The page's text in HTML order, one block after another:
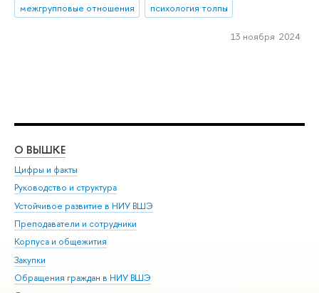
межгрупповые отношения
психология толпы
13 ноября 2024
О ВЫШКЕ
Цифры и факты
Руководство и структура
Устойчивое развитие в НИУ ВШЭ
Преподаватели и сотрудники
Корпуса и общежития
Закупки
Обращения граждан в НИУ ВШЭ